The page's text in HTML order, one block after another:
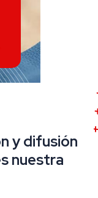
y difusión
nuestra